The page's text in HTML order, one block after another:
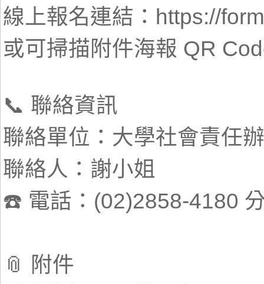
線上報名連結：https://
或可掃描附件海報 QR
📞 聯絡資訊
聯絡單位：大學社會責任
聯絡人：謝小姐
☎️ 電話：(02)2858-4180
📎 附件